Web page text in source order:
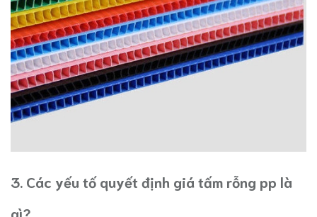
3. Các yếu tố quyết định giá tấm rỗng pp là
gì?